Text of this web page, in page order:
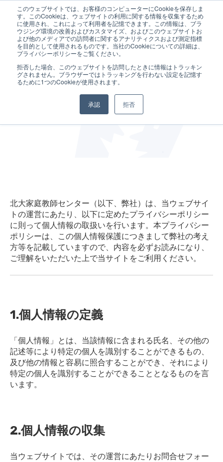
このウェブサイトでは、お客様のコンピューターにCookieを保存しま
す。このCookieは、ウェブサイトの利用に関する情報を収集するため
に使用され、これによって利用者を記憶できます。この情報は、ブラ
ウジング環境の改善およびカスタマイズ、およびこのウェブサイトお
よび他のメディアでの訪問者に関するアナリティクスおよび測定指標
を目的として使用されるものです。当社のCookieについての詳細は、
プライバシーポリシーをご覧ください。
拒否した場合、このウェブサイトを訪問したときに情報はトラッキン
グされません。ブラウザーではトラッキングを行わない設定を記憶す
るために1つのCookieが使用されます。
承認 拒否
プライバシーポリシー
(個人情報保護方針)
北大家庭教師センター（以下、弊社）は、当ウェブサイ
トの運営にあたり、以下に定めたプライバシーポリシー
に則って個人情報の取扱いを行います。本プライバシー
ポリシーは、この個人情報保護につきまして弊社の考え
方等を記載していますので、内容を必ずお読みになり、
ご理解をいただいた上で当サイトをご利用ください。
1.個人情報の定義
「個人情報」とは、当該情報に含まれる氏名、その他の
記述等により特定の個人を識別することができるもの、
及び他の情報と容易に照合することができ、それにより
特定の個人を識別することができることとなるものを言
います。
2.個人情報の収集
当ウェブサイトでは、その運営にあたりお問合せフォー